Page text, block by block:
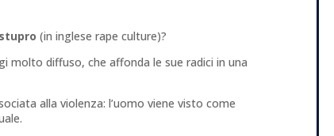
(in inglese rape culture)?
molto diffuso, che affonda le sue radici in una
alla violenza: l’uomo viene visto come